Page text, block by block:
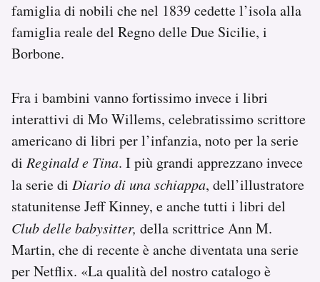
famiglia di nobili che nel 1839 cedette l’isola alla
famiglia reale del Regno delle Due Sicilie, i
Borbone.
Fra i bambini vanno fortissimo invece i libri
interattivi di Mo Willems, celebratissimo scrittore
americano di libri per l’infanzia, noto per la serie
di Reginald e Tina. I più grandi apprezzano invece
la serie di Diario di una schiappa, dell’illustratore
statunitense Jeff Kinney, e anche tutti i libri del
Club delle babysitter, della scrittrice Ann M.
Martin, che di recente è anche diventata una serie
per Netflix. «La qualità del nostro catalogo è